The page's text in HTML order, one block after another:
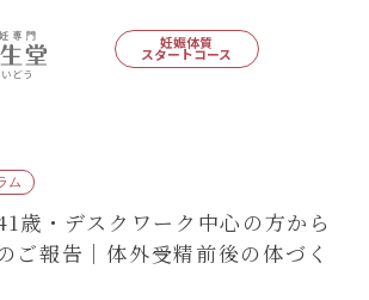
妊娠体質
スタートコース
ム
歳・デスクワーク中心の方から
ご報告｜体外受精前後の体づく